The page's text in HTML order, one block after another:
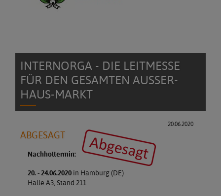
INTERNORGA - DIE LEITMESSE
FÜR DEN GESAMTEN AUSSER-H
AUS-MARKT
20.06.2020
ABGESAGT
Nachholtermin:
20. - 24.06.2020in Hamburg (DE)
Halle A3, Stand 211